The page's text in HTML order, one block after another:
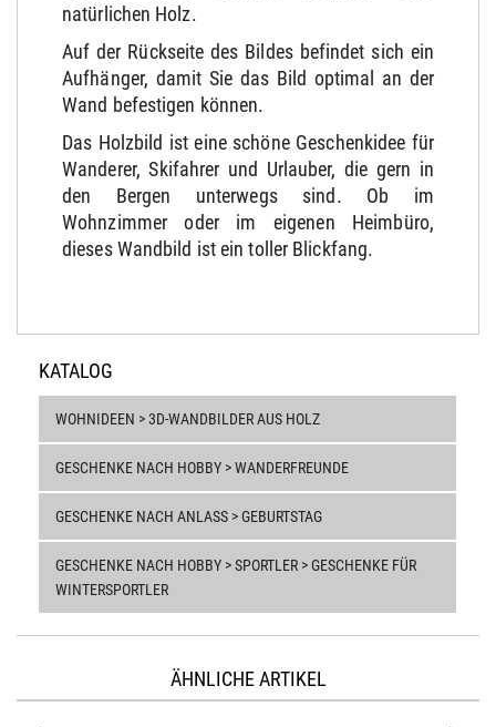
natürlichen Holz.
Auf der Rückseite des Bildes befindet sich ein
Aufhänger, damit Sie das Bild optimal an der
Wand befestigen können.
Das Holzbild ist eine schöne Geschenkidee für
Wanderer, Skifahrer und Urlauber, die gern in
den Bergen unterwegs sind. Ob im
Wohnzimmer oder im eigenen Heimbüro,
dieses Wandbild ist ein toller Blickfang.
KATALOG
WOHNIDEEN > 3D-WANDBILDER AUS HOLZ
GESCHENKE NACH HOBBY > WANDERFREUNDE
GESCHENKE NACH ANLASS > GEBURTSTAG
GESCHENKE NACH HOBBY > SPORTLER > GESCHENKE FÜR
WINTERSPORTLER
ÄHNLICHE ARTIKEL